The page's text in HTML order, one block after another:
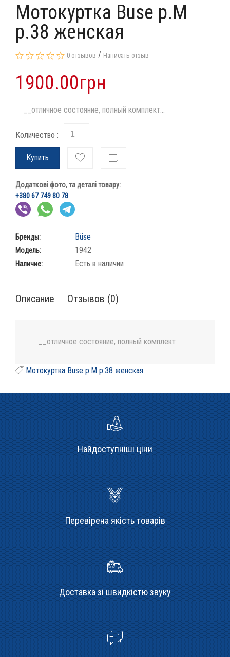
Мотокуртка Buse p.M
p.38 женская
0 отзывов / Написать отзыв
1900.00грн
__отличное состояние, полный комплект...
Количество :
Купить
Додаткові фото, та деталі товару:
+380 67 749 80 78
Бренды: Büse
Модель: 1942
Наличие: Есть в наличии
Описание Отзывов (0)
__отличное состояние, полный комплект
Мотокуртка Buse p.M p.38 женская
Найдоступніші ціни
Перевірена якість товарів
Доставка зі швидкістю звуку